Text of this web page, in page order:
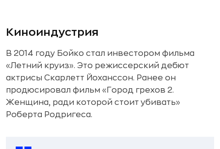
Киноиндустрия
В 2014 году Бойко стал инвестором фильма
«Летний круиз». Это режиссерский дебют
актрисы Скарлетт Йоханссон. Ранее он
продюсировал фильм «Город грехов 2.
Женщина, ради которой стоит убивать»
Роберта Родригеса.